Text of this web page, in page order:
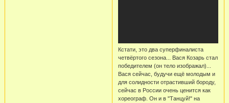
Кстати, это два суперфиналиста
четвёртого сезона... Вася Козарь стал
победителем (он тело изображал)...
Вася сейчас, будучи ещё молодым и
для солидности отрастивший бороду,
сейчас в России очень ценится как
хореограф. Он и в "Танцуй!" на